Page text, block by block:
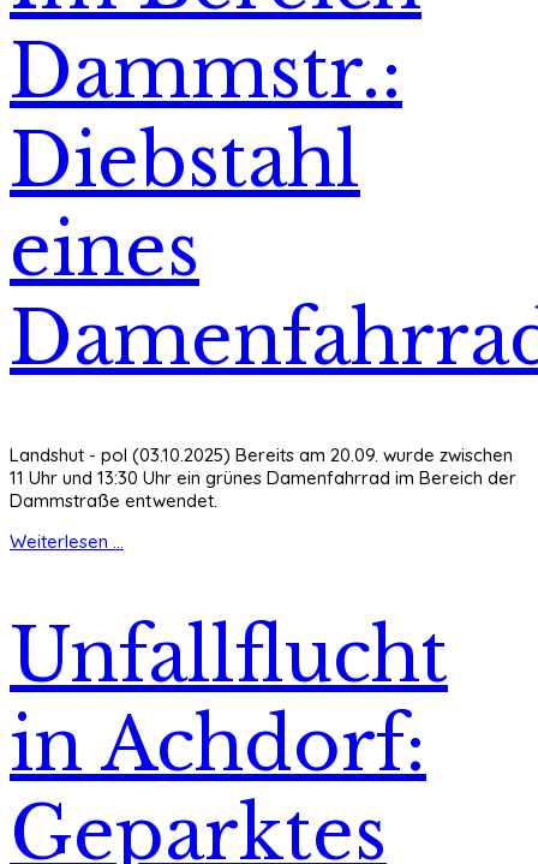
Dammstr.:
Diebstahl
eines
Landshut - pol (03.10.2025) Bereits am 20.09. wurde zwischen
11 Uhr und 13:30 Uhr ein grünes Damenfahrrad im Bereich der
Dammstraße entwendet.
Weiterlesen ...
Unfallflucht
in Achdorf:
Geparktes